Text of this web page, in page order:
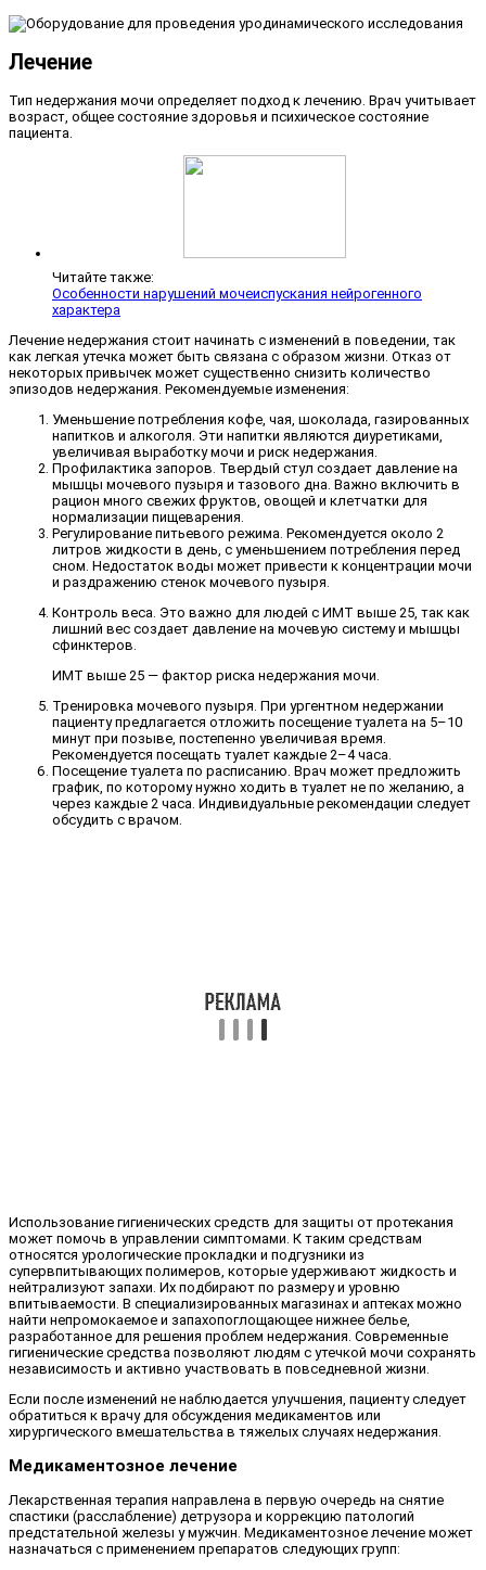
Лечение
Тип недержания мочи определяет подход к лечению. Врач учитывает
возраст, общее состояние здоровья и психическое состояние
пациента.
Читайте также:
Особенности нарушений мочеиспускания нейрогенного
характера
Лечение недержания стоит начинать с изменений в поведении, так
как легкая утечка может быть связана с образом жизни. Отказ от
некоторых привычек может существенно снизить количество
эпизодов недержания. Рекомендуемые изменения:
Уменьшение потребления кофе, чая, шоколада, газированных
напитков и алкоголя. Эти напитки являются диуретиками,
увеличивая выработку мочи и риск недержания.
Профилактика запоров. Твердый стул создает давление на
мышцы мочевого пузыря и тазового дна. Важно включить в
рацион много свежих фруктов, овощей и клетчатки для
нормализации пищеварения.
Регулирование питьевого режима. Рекомендуется около 2
литров жидкости в день, с уменьшением потребления перед
сном. Недостаток воды может привести к концентрации мочи
и раздражению стенок мочевого пузыря.
Контроль веса. Это важно для людей с ИМТ выше 25, так как
лишний вес создает давление на мочевую систему и мышцы
сфинктеров.
ИМТ выше 25 — фактор риска недержания мочи.
Тренировка мочевого пузыря. При ургентном недержании
пациенту предлагается отложить посещение туалета на 5–10
минут при позыве, постепенно увеличивая время.
Рекомендуется посещать туалет каждые 2–4 часа.
Посещение туалета по расписанию. Врач может предложить
график, по которому нужно ходить в туалет не по желанию, а
через каждые 2 часа. Индивидуальные рекомендации следует
обсудить с врачом.
Использование гигиенических средств для защиты от протекания
может помочь в управлении симптомами. К таким средствам
относятся урологические прокладки и подгузники из
супервпитывающих полимеров, которые удерживают жидкость и
нейтрализуют запахи. Их подбирают по размеру и уровню
впитываемости. В специализированных магазинах и аптеках можно
найти непромокаемое и запахопоглощающее нижнее белье,
разработанное для решения проблем недержания. Современные
гигиенические средства позволяют людям с утечкой мочи сохранять
независимость и активно участвовать в повседневной жизни.
Если после изменений не наблюдается улучшения, пациенту следует
обратиться к врачу для обсуждения медикаментов или
хирургического вмешательства в тяжелых случаях недержания.
Медикаментозное лечение
Лекарственная терапия направлена в первую очередь на снятие
спастики (расслабление) детрузора и коррекцию патологий
предстательной железы у мужчин. Медикаментозное лечение может
назначаться с применением препаратов следующих групп: